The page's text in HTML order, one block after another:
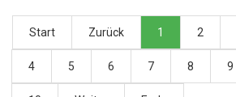
Start Zurück 1 2
4 5 6 7 8 9